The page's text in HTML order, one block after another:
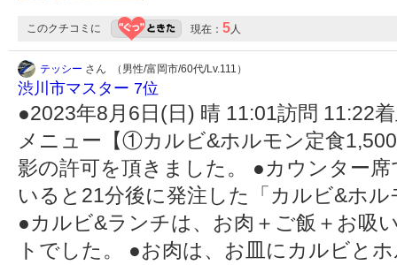
このクチコミに 現在： 5人
テッシー さん （男性/富岡市/60代/Lv.111）
渋川市マスター 7位
●2023年8月6日(日) 晴 11:01訪問 11:22
メニュー【①カルビ&ホルモン定食
影の許可を頂きました。 ●カウンター
いると21分後に発注した「カルビ&ホ
●カルビ&ランチは、お肉＋ご飯＋お吸
トでした。 ●お肉は、お皿にカルビと